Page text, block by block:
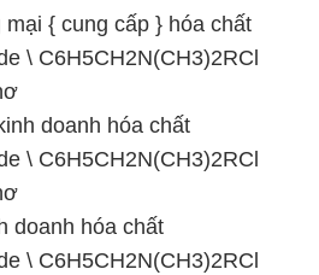
{ cung cấp } hóa chất
\ C6H5CH2N(CH3)2RCl
doanh hóa chất
\ C6H5CH2N(CH3)2RCl
doanh hóa chất
\ C6H5CH2N(CH3)2RCl